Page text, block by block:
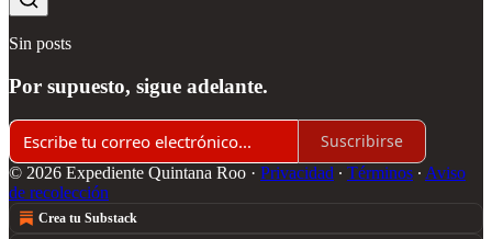
Sin posts
Por supuesto, sigue adelante.
Suscribirse
© 2026 Expediente Quintana Roo · Privacidad ∙ Términos ∙ Aviso
de recolección
Crea tu Substack